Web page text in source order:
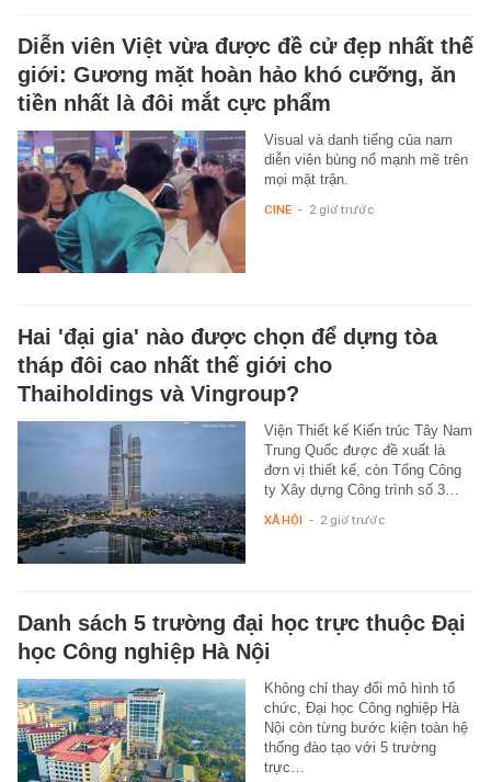
Diễn viên Việt vừa được đề cử đẹp nhất thế
giới: Gương mặt hoàn hảo khó cưỡng, ăn
tiền nhất là đôi mắt cực phẩm
Visual và danh tiếng của nam
diễn viên bùng nổ mạnh mẽ trên
mọi mặt trận.
CINE - 2 giờ trước
Hai 'đại gia' nào được chọn để dựng tòa
tháp đôi cao nhất thế giới cho
Thaiholdings và Vingroup?
Viện Thiết kế Kiến trúc Tây Nam
Trung Quốc được đề xuất là
đơn vị thiết kế, còn Tổng Công
ty Xây dựng Công trình số 3…
XÃ HỘI - 2 giờ trước
Danh sách 5 trường đại học trực thuộc Đại
học Công nghiệp Hà Nội
Không chỉ thay đổi mô hình tổ
chức, Đại học Công nghiệp Hà
Nội còn từng bước kiện toàn hệ
thống đào tạo với 5 trường
trực…